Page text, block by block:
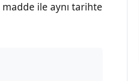
ile aynı tarihte